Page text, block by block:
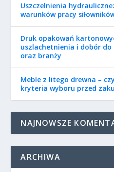
Uszczelnienia
warunków pracy
Druk opakowań
uszlachetnienia i dobór
oraz branży
Meble z litego drewna –
kryteria wyboru przed
NAJNOWSZE
ARCHIWA